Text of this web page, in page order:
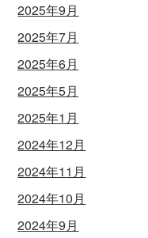
2025年9月
2025年7月
2025年6月
2025年5月
2025年1月
2024年12月
2024年11月
2024年10月
2024年9月